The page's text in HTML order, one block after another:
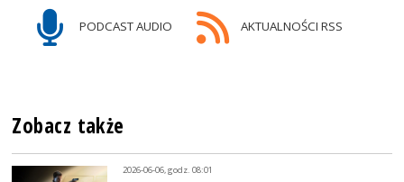
PODCAST AUDIO AKTUALNOŚCI RSS
Zobacz także
2026-06-06, godz. 08:01